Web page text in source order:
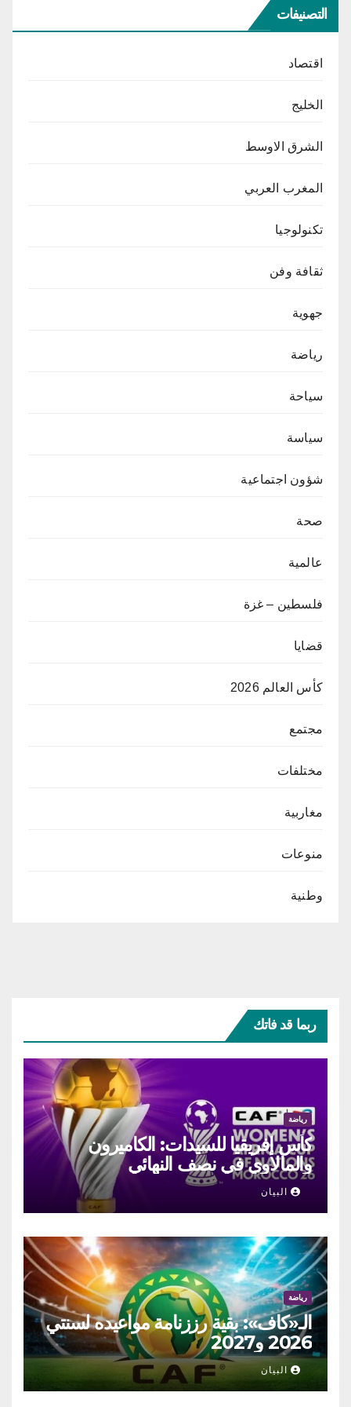
التصنيفات
اقتصاد
الخليج
الشرق الاوسط
المغرب العربي
تكنولوجيا
ثقافة وفن
جهوية
رياضة
سياحة
سياسة
شؤون اجتماعية
صحة
عالمية
فلسطين – غزة
قضايا
كأس العالم 2026
مجتمع
مختلفات
مغاربية
منوعات
وطنية
ربما قد فاتك
رياضة
كأس إفريقيا للسيدات: الكاميرون
والمالاوي في نصف النهائي
البيان
رياضة
الـ«كاف»: بقية رززنامة مواعيده لسنتي
2026 و2027
البيان